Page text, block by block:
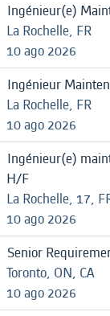
Ingénieur(e)
La Rochelle, FR
10 ago 2026
Ingénieur
La Rochelle, FR
10 ago 2026
Ingénieur(e)
H/F
La Rochelle, 17,
10 ago 2026
Senior
Toronto, ON, CA
10 ago 2026